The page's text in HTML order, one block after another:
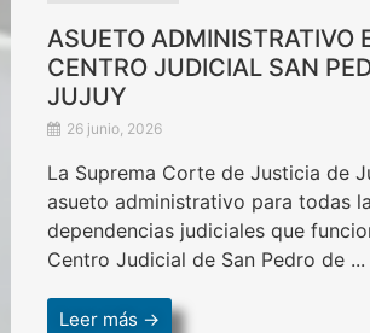
ASUETO ADMINISTRATIVO
CENTRO JUDICIAL SAN
JUJUY
26 junio, 2026
La Suprema Corte de Justicia de
asueto administrativo para todas
dependencias judiciales que
Centro Judicial de San Pedro de ...
Leer más →